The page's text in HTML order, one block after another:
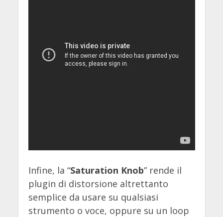
Infine, la “Saturation Knob” rende il
plugin di distorsione altrettanto
semplice da usare su qualsiasi
strumento o voce, oppure su un loop